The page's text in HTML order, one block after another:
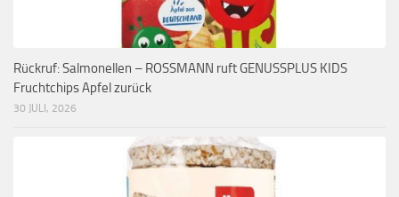
Rückruf: Salmonellen – ROSSMANN ruft GENUSSPLUS KIDS
Fruchtchips Apfel zurück
30 JULI, 2026